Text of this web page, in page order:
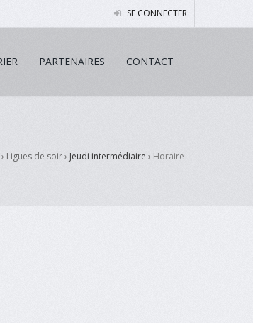
SE CONNECTER
PARTENAIRES CONTACT
Ligues de soir › Jeudi intermédiaire › Horaire